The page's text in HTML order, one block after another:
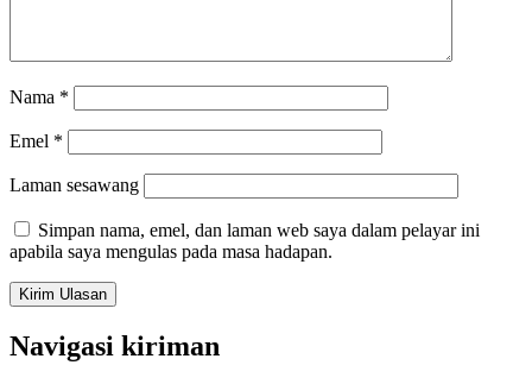
Nama *
Emel *
Laman sesawang
Simpan nama, emel, dan laman web saya dalam pelayar ini
apabila saya mengulas pada masa hadapan.
Navigasi kiriman